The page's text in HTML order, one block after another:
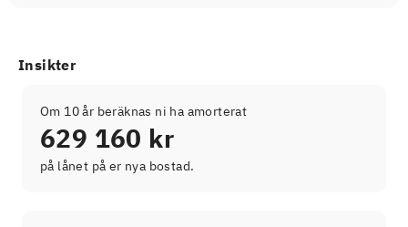
Insikter
Om 10 år beräknas ni ha amorterat
629 160 kr
på lånet på er nya bostad.